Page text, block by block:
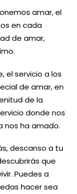
amar, el
en cada
de amar,
el servicio a los
de amar, en
de la
donde nos
nos ha amado.
descanso a tu
que
Puedes a
hacer sea